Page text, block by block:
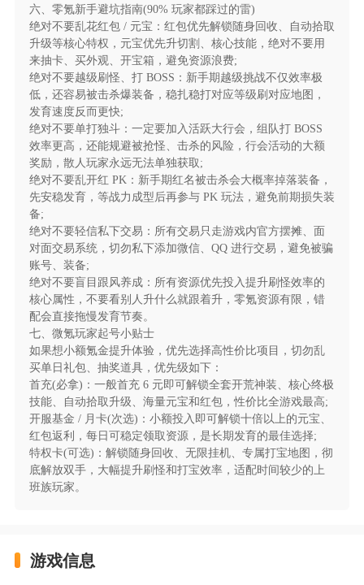
霸全服。
五、高燃热血团战体系，重现万人攻沙激情
以经典沙巴克攻城战为核心，打造多元热血 PVP 玩
法，支持万人同屏流畅对战，行会兄弟并肩作战，争夺
龙城霸主归属，赢取绝版称号、海量红包与专属福利。
同时开放野外自由 PK、红名爆装、世界 BOSS 争夺
战、跨服天梯赛、行会领地战等丰富玩法，刀刀暴击的
极致打击感搭配全屏炫酷技能特效，既有单人 PK 的操
作博弈，也有万人团战的热血氛围，完美重现当年网吧
开黑、兄弟并肩的传奇激情。
六、轻量化懒人玩法，碎片化时间轻松畅玩
针对现代玩家节奏打造全流程懒人适配体系，完善
的离线挂机系统，下线也能持续刷怪、涨经验、爆装
备，自动拾取、自动回收一键开启，彻底解放双手，无
需长时间在线爆肝。日常任务、限时活动轻量化设计，
上线几分钟即可完成核心操作，领取满额福利与养成资
源。同时游戏针对全机型深度优化，低配手机也能流畅
运行，万人同屏不卡顿、不闪退，完美适配上班族与碎
片化时间玩家，休闲解压与热血征战双向兼顾。
六、零氪新手避坑指南(90% 玩家都踩过的雷)
绝对不要乱花红包 / 元宝：红包优先解锁随身回收、自动拾取
升级等核心特权，元宝优先升切割、核心技能，绝对不要用
来抽卡、买外观、开宝箱，避免资源浪费;
绝对不要越级刷怪、打 BOSS：新手期越级挑战不仅效率极
低，还容易被击杀爆装备，稳扎稳打对应等级刷对应地图，
发育速度反而更快;
绝对不要单打独斗：一定要加入活跃大行会，组队打 BOSS
效率更高，还能规避被抢怪、击杀的风险，行会活动的大额
奖励，散人玩家永远无法单独获取;
绝对不要乱开红 PK：新手期红名被击杀会大概率掉落装备，
先安稳发育，等战力成型后再参与 PK 玩法，避免前期损失装
备;
绝对不要轻信私下交易：所有交易只走游戏内官方摆摊、面
对面交易系统，切勿私下添加微信、QQ 进行交易，避免被骗
账号、装备;
绝对不要盲目跟风养成：所有资源优先投入提升刷怪效率的
核心属性，不要看别人升什么就跟着升，零氪资源有限，错
配会直接拖慢发育节奏。
七、微氪玩家起号小贴士
如果想小额氪金提升体验，优先选择高性价比项目，切勿乱
买单日礼包、抽奖道具，优先级如下：
首充(必拿)：一般首充 6 元即可解锁全套开荒神装、核心终极
技能、自动拾取升级、海量元宝和红包，性价比全游戏最高;
开服基金 / 月卡(次选)：小额投入即可解锁十倍以上的元宝、
红包返利，每日可稳定领取资源，是长期发育的最佳选择;
特权卡(可选)：解锁随身回收、无限挂机、专属打宝地图，彻
底解放双手，大幅提升刷怪和打宝效率，适配时间较少的上
班族玩家。
游戏信息